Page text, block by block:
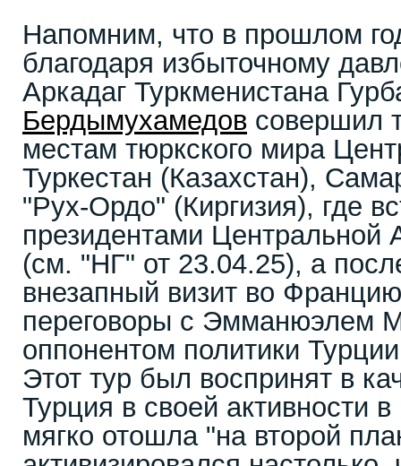
Напомним, что в прошлом
благодаря избыточному
Аркадаг Туркменистана
Бердымухамедов совершил
местам тюркского мира
Туркестан (Казахстан),
"Рух-Ордо" (Киргизия), где
президентами
(см. "НГ" от 23.04.25), а
внезапный визит во
переговоры с Эмманюэлем
оппонентом политики
Этот тур был воспринят в
Турция в своей активности
мягко отошла "на второй